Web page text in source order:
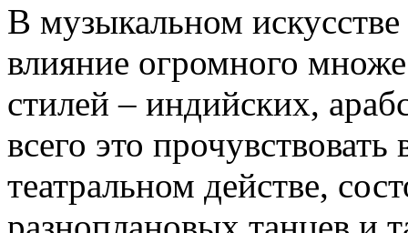
В музыкальном
влияние огромного
стилей – индийских,
всего это
театральном действе,